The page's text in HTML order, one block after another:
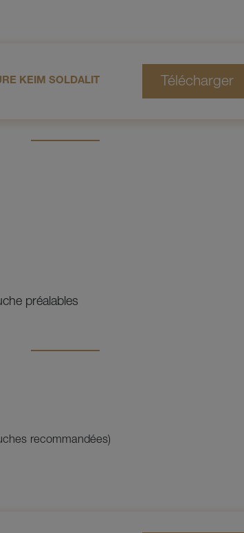
KEIM SOLDALIT
préalables
recommandées)